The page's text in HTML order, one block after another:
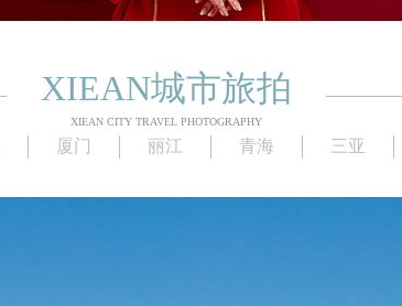
XIEAN城市旅拍
XIEAN CITY TRAVEL PHOTOGRAPHY
厦门 丽江 青海 三亚